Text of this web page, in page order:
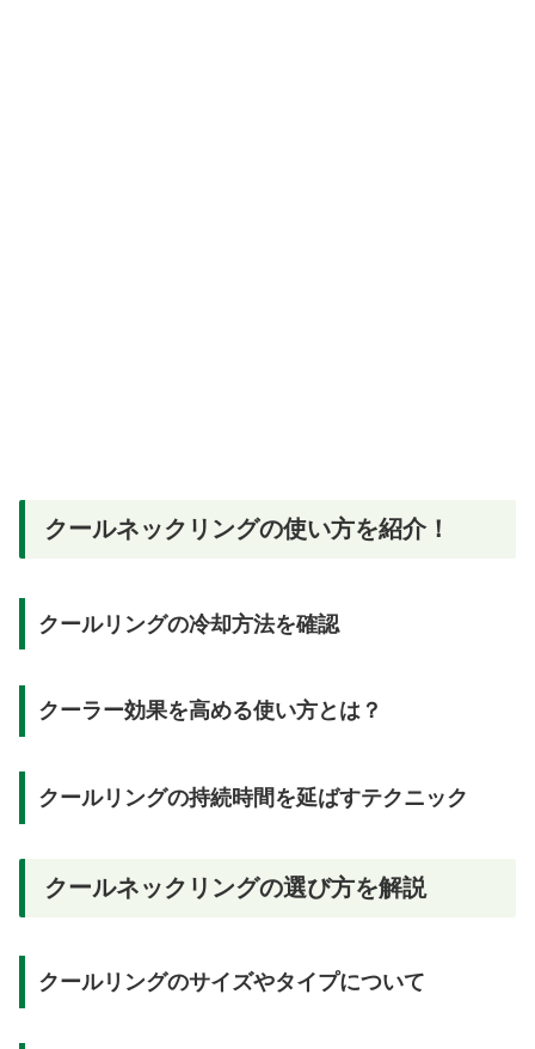
クールネックリングの使い方を紹介！
クールリングの冷却方法を確認
クーラー効果を高める使い方とは？
クールリングの持続時間を延ばすテクニック
クールネックリングの選び方を解説
クールリングのサイズやタイプについて